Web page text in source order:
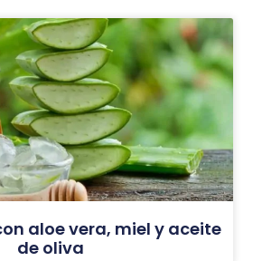
aloe vera, miel y aceite
de oliva